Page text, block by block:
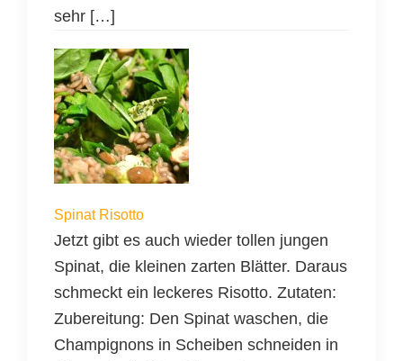
sehr […]
Spinat Risotto
Jetzt gibt es auch wieder tollen jungen
Spinat, die kleinen zarten Blätter. Daraus
schmeckt ein leckeres Risotto. Zutaten:
Zubereitung: Den Spinat waschen, die
Champignons in Scheiben schneiden in